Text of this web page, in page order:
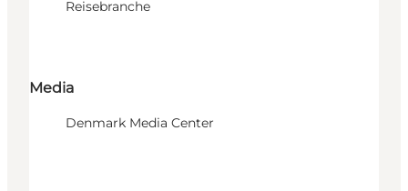
Reisebranche
Media
Denmark Media Center